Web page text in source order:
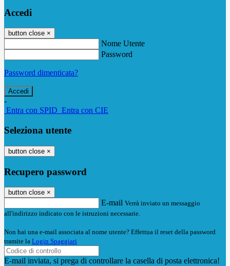
Accedi
button close ×
Nome Utente
Password
Password dimenticata?
-
Entra con SPID Entra con CIE
Seleziona utente
button close ×
Recupero password
button close ×
E-mail Verrà inviato un messaggio
all'indirizzo indicato con le istruzioni necessarie.
Non hai una e-mail associata al nome utente? Effettua il reset della password
tramite la Login Spaggiari
E-mail inviata, si prega di controllare la casella di posta elettronica!